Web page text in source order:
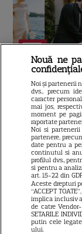
Nouă ne
Noi și partenerii
dvs., precum
caracter
mai jos,
moment pe
raportate
Noi si
partenere,
date pentru a
continutul si
profilul dvs.,
si pentru a
art. 15-22 din
Aceste drepturi
“ACCEPT
implica inclusiv
de catre
SETARILE
putin cele
ului.